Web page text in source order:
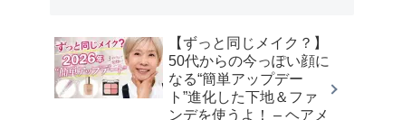
【ずっと同じメイク？】
50代からの今っぽい顔に
なる“簡単アップデー
ト”進化した下地＆ファ
ンデを使うよ！ – ヘアメ